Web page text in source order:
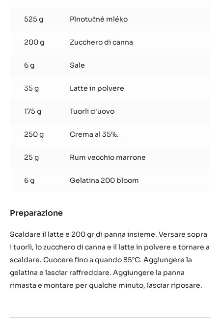
525 g Plnotučné mléko
200 g Zucchero di canna
6 g Sale
35 g Latte in polvere
175 g Tuorli d'uovo
250 g Crema al 35%.
25 g Rum vecchio marrone
6 g Gelatina 200 bloom
Preparazione
di
caramello
Scaldare il latte e 200 gr di panna insieme. Versare sopra
i tuorli, lo zucchero di canna e il latte in polvere e tornare a
scaldare. Cuocere fino a quando 85°C. Aggiungere la
gelatina e lasciar raffreddare. Aggiungere la panna
rimasta e montare per qualche minuto, lasciar riposare.